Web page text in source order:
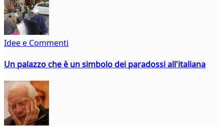
Idee e Commenti
Un palazzo che è un simbolo dei paradossi all'italiana